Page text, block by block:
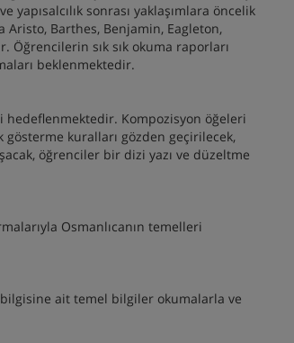
sonrası yaklaşımlara öncelik
Barthes, Benjamin, Eagleton,
Öğrencilerin sık sık okuma raporları
beklenmektedir.
Kompozisyon öğeleri
gösterme kuralları gözden geçirilecek,
öğrenciler bir dizi yazı ve düzeltme
Osmanlıcanın temelleri
ait temel bilgiler okumalarla ve